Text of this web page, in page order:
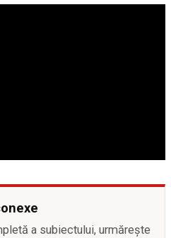
a subiectului, urmărește